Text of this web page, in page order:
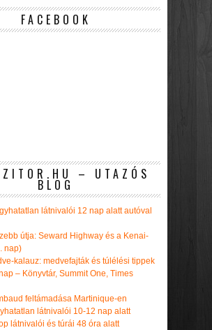
FACEBOOK
– UTAZÓS
BLOG
látnivalói 12 nap alatt autóval
útja: Seward Highway és a Kenai-
nap)
kalauz: medvefajták és túlélési tippek
– Könyvtár, Summit One, Times
feltámadása Martinique-en
látnivalói 10-12 nap alatt
látnivalói és túrái 48 óra alatt